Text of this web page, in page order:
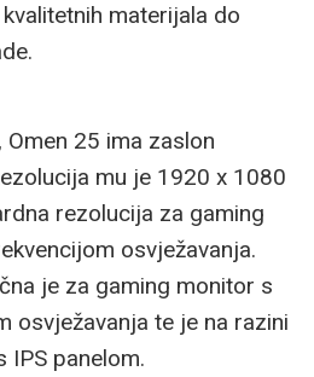
materijala do
25 ima zaslon
mu je 1920 x 1080
rezolucija za gaming
osvježavanja.
je za gaming monitor s
osvježavanja te je na razini
IPS panelom.